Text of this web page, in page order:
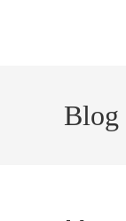
Blog